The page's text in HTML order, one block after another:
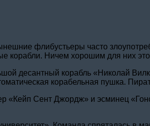
флибустьеры часто
корабли. Ничем хорошим для них
десантный корабль «Николай
корабельная пушка.
«Кейп Сент Джордж» и эсминец